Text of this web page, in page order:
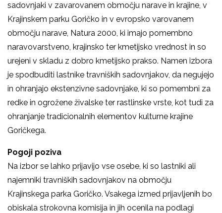
sadovnjaki v zavarovanem območju narave in krajine, v
Krajinskem parku Goričko in v evropsko varovanem
območju narave, Natura 2000, ki imajo pomembno
naravovarstveno, krajinsko ter kmetijsko vrednost in so
urejeni v skladu z dobro kmetijsko prakso. Namen izbora
je spodbuditi lastnike travniških sadovnjakov, da negujejo
in ohranjajo ekstenzivne sadovnjake, ki so pomembni za
redke in ogrožene živalske ter rastlinske vrste, kot tudi za
ohranjanje tradicionalnih elementov kulturne krajine
Goričkega.
Pogoji poziva
Na izbor se lahko prijavijo vse osebe, ki so lastniki ali
najemniki travniških sadovnjakov na območju
Krajinskega parka Goričko. Vsakega izmed prijavljenih bo
obiskala strokovna komisija in jih ocenila na podlagi